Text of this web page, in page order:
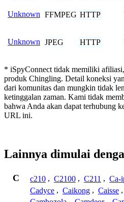
Unknown FFMPEG HTTP
Unknown JPEG HTTP
* iSpyConnect tidak memiliki
produk Chingling. Detail koneksi
dari komunitas dan mungkin tidak
ketinggalan zaman. Kami tidak
bahwa Anda akan dapat terhubung
URL ini.
Lainnya dimulai
C c210 , C2100 , C211 , Ca-
Cadyce , Caikong , Caisse ,